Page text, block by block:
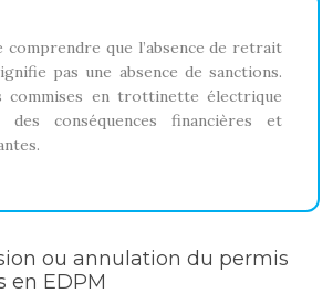
comprendre que l’absence de retrait
pas une absence de sanctions.
commises en trottinette électrique
des conséquences financières et
ou annulation du permis
en EDPM